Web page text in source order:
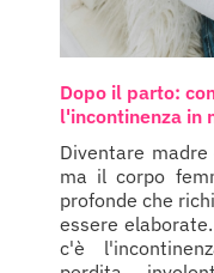
Dopo il parto:
l'incontinenza in
Diventare
ma il corpo
profonde che
essere
c'è